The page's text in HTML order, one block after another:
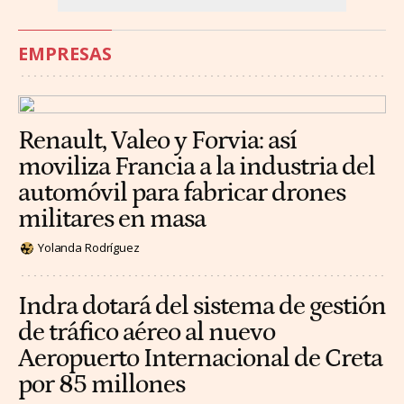
EMPRESAS
Renault, Valeo y Forvia: así
moviliza Francia a la industria del
automóvil para fabricar drones
militares en masa
Yolanda Rodríguez
Indra dotará del sistema de gestión
de tráfico aéreo al nuevo
Aeropuerto Internacional de Creta
por 85 millones